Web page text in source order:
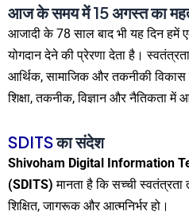
आज के समय में 15 अगस्त का
आजादी के 78 साल बाद भी यह दिन हमें
योगदान देने की प्रेरणा देता है।
आर्थिक, सामाजिक और तकनीकी विकास
शिक्षा, तकनीक, विज्ञान और नैतिकता में
SDITSका संदेश
Shivoham Digital Information
(SDITS) मानता है कि सच्ची
शिक्षित, जागरूक और आत्मनिर्भर हो।